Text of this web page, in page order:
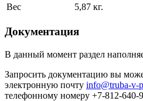
Вес
5,87 кг.
Документация
В данный момент раздел
Запросить документацию вы
электронную почту info@truba-v-
телефонному номеру +7-812-640-